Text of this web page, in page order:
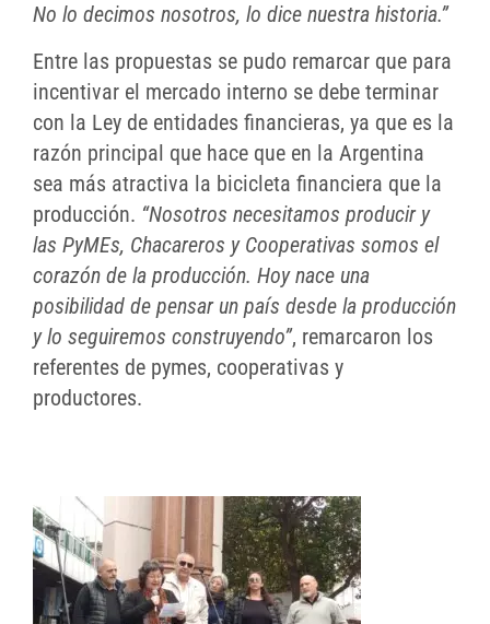
No lo decimos nosotros, lo dice nuestra historia.”
Entre las propuestas se pudo remarcar que para
incentivar el mercado interno se debe terminar
con la Ley de entidades financieras, ya que es la
razón principal que hace que en la Argentina
sea más atractiva la bicicleta financiera que la
producción. “Nosotros necesitamos producir y
las PyMEs, Chacareros y Cooperativas somos el
corazón de la producción. Hoy nace una
posibilidad de pensar un país desde la producción
y lo seguiremos construyendo”, remarcaron los
referentes de pymes, cooperativas y
productores.